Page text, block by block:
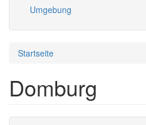
Umgebung
Startseite
Domburg